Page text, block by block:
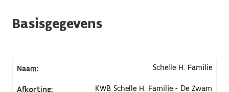
Basisgegevens
Naam: Schelle H. Familie
Afkorting: KWB Schelle H. Familie - De Zwam